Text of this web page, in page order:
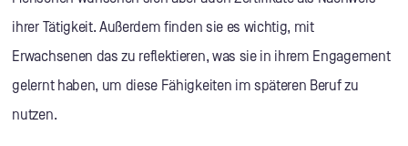
ihrer Tätigkeit. Außerdem finden sie es wichtig, mit
Erwachsenen das zu reflektieren, was sie in ihrem Engagement
gelernt haben, um diese Fähigkeiten im späteren Beruf zu
nutzen.